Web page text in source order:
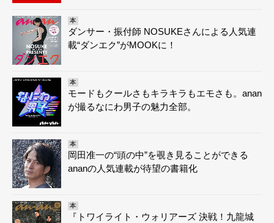
本
ダンサー・振付師 NOSUKEさんによる人気連
載“ダンエク”がMOOKに！
本
モードもクールさもキラキラもエモさも。anan
が撮るなにわ男子の魅力全部。
本
岡田准一の“頭の中”を覗き見ることができる
ananの人気連載が待望の書籍化
本
『トワイライト・ウォリアーズ 決戦！九龍城